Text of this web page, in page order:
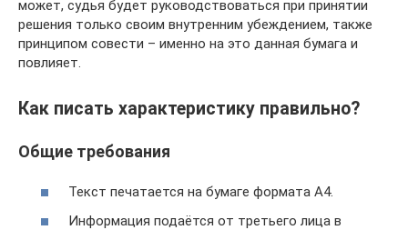
может, судья будет руководствоваться при принятии
решения только своим внутренним убеждением, также
принципом совести – именно на это данная бумага и
повлияет.
Как писать характеристику правильно?
Общие требования
Текст печатается на бумаге формата А4.
Информация подаётся от третьего лица в